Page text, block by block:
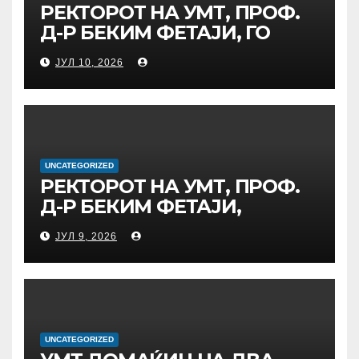
ГЛОБАЛНО ГРАЃАНСТВО
РЕКТОРОТ НА УМТ, ПРОФ.
Д-Р БЕКИМ ФЕТАЈИ, ГО
ПРЕЧЕКА НА ОФИЦИЈАЛНА
СРЕДБА ГЕНЕРАЛНИОТ
ДИРЕКТОР НА АД МЕПСО,
Д-Р БУРИМ ЛАТИФИ
ЈУЛ 10, 2026
UNCATEGORIZED
РЕКТОРОТ НА УМТ, ПРОФ.
Д-Р БЕКИМ ФЕТАЈИ,
ОДРЖА РАБОТНА СРЕДБА
СО ДИРЕКТОРОТ ОД
УНИВЕРЗИТЕТОТ SUBÜ ОД
ТУРЦИЈА, ВОНР. ПРОФ. Д-Р
ЈУЛ 9, 2026
UNCATEGORIZED